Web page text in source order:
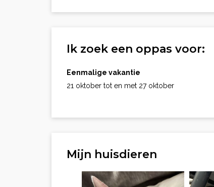
Ik zoek een oppas voor:
Eenmalige vakantie
21 oktober tot en met 27 oktober
Mijn huisdieren